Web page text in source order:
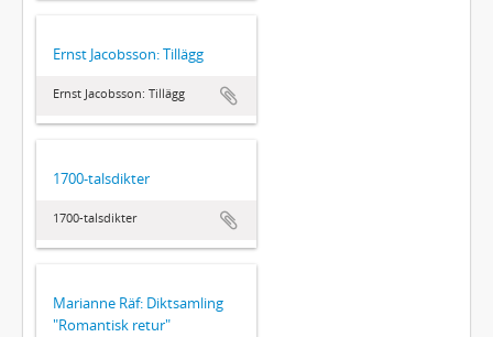
Ernst Jacobsson: Tillägg
Ernst Jacobsson: Tillägg
1700-talsdikter
1700-talsdikter
Marianne Räf: Diktsamling
"Romantisk retur"